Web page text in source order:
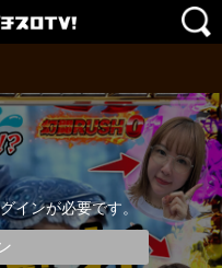
インが必要です。